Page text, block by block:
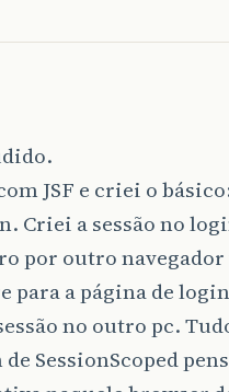
JSF e criei o
Criei a sessão no
por outro
a página de
no outro pc.
SessionScoped